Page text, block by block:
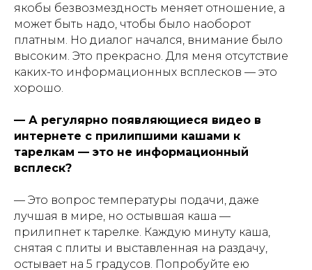
якобы безвозмездность меняет отношение, а
может быть надо, чтобы было наоборот
платным. Но диалог начался, внимание было
высоким. Это прекрасно. Для меня отсутствие
каких-то информационных всплесков — это
хорошо.
— А регулярно появляющиеся видео в
интернете с прилипшими кашами к
тарелкам — это не информационный
всплеск?
— Это вопрос температуры подачи, даже
лучшая в мире, но остывшая каша —
прилипнет к тарелке. Каждую минуту каша,
снятая с плиты и выставленная на раздачу,
остывает на 5 градусов. Попробуйте ею